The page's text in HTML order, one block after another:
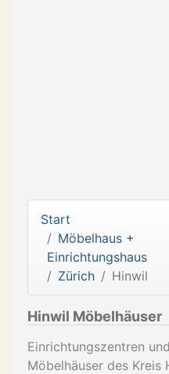
Start
Möbelhaus +
Einrichtungshaus
Zürich
Hinwil
Hinwil Möbelhäuser
Einrichtungszentren und
Möbelhäuser des Kreis